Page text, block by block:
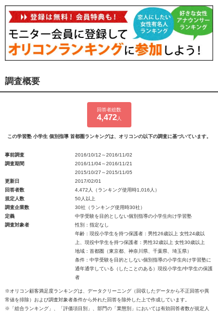
調査概要
回答者総数
4,472人
この学習塾 小学生 個別指導 首都圏ランキングは、オリコンの以下の調査に基づいています。
事前調査
2016/10/12～2016/11/02
調査期間
2016/11/04～2016/11/21
2015/10/27～2015/11/05
更新日
2017/02/01
回答者数
4,472人（ランキング使用時1,016人）
規定人数
50人以上
調査企業数
30社（ランキング使用時30社）
定義
中学受験を目的としない個別指導の小学生向け学習塾
調査対象者
性別：指定なし
年齢：現役小学生を持つ保護者：男性26歳以上 女性24歳以
上、現役中学生を持つ保護者：男性32歳以上 女性30歳以上
地域：首都圏（東京都、神奈川県、千葉県、埼玉県）
条件：中学受験を目的としない個別指導の小学生向け学習塾に
通年通学している（したことのある）現役小学生/中学生の保護
者
※オリコン顧客満足度ランキングは、データクリーニング（回収したデータから不正回答や異
常値を排除）および調査対象者条件から外れた回答を除外した上で作成しています。
※「総合ランキング」、「評価項目別」、部門の「業態別」においては有効回答者数が規定人